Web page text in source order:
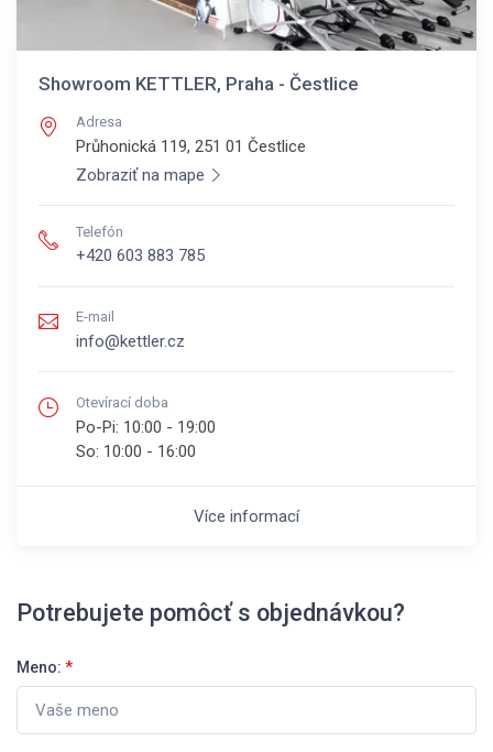
Showroom KETTLER, Praha - Čestlice
Adresa
Průhonická 119, 251 01 Čestlice
Zobraziť na mape
Telefón
+420 603 883 785
E-mail
info@kettler.cz
Otevírací doba
Po-Pi: 10:00 - 19:00
So: 10:00 - 16:00
Více informací
Potrebujete pomôcť s objednávkou?
Meno: *